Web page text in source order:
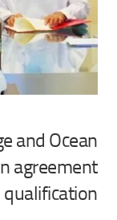
and Ocean
agreement